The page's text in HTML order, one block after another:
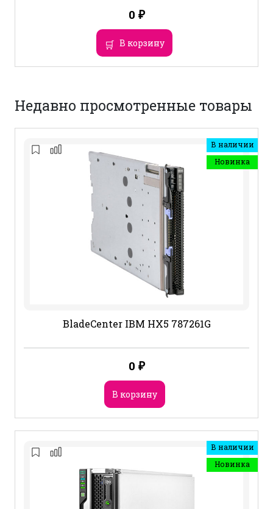
0 ₽
В корзину
Недавно просмотренные товары
В наличии
Новинка
BladeCenter IBM HX5 787261G
0 ₽
В корзину
В наличии
Новинка